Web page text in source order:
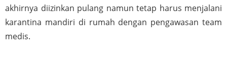
akhirnya diizinkan pulang namun tetap harus menjalani
karantina mandiri di rumah dengan pengawasan team
medis.